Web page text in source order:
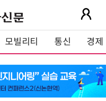
모빌리티 통신 경제